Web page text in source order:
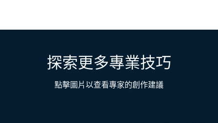
探索更多專業技巧
點擊圖片以查看專家的創作建議